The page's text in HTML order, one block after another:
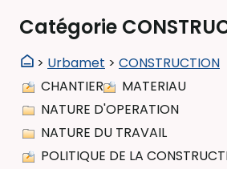
Catégorie
> Urbamet > CONSTRUCTION
CHANTIER
MATERIAU
NATURE D'OPERATION
NATURE DU TRAVAIL
POLITIQUE DE LA